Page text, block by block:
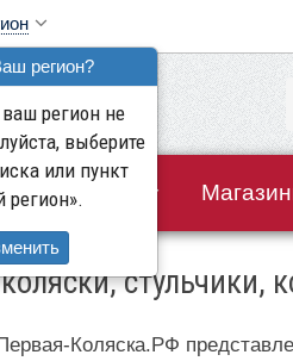
регион?
регион не
выберите
или пункт
регион».Акции
стульчики,
Коляска.РФ